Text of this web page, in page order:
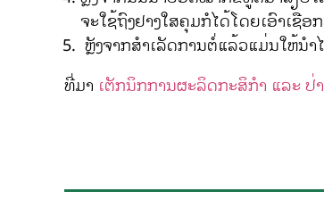
ຈະໃຊ້ຖົງຢາງໃສຄຸມກໍໄດ້ໂດຍເອົາເຊື
ຫຼັງຈາກສຳເລັດການຕໍ່ແລ້ວແມ່ນໃຫ້ນ
ທີ່ມາ ເຕັກນິກການຜະລິດກະສິກຳ ແລະ ປ່